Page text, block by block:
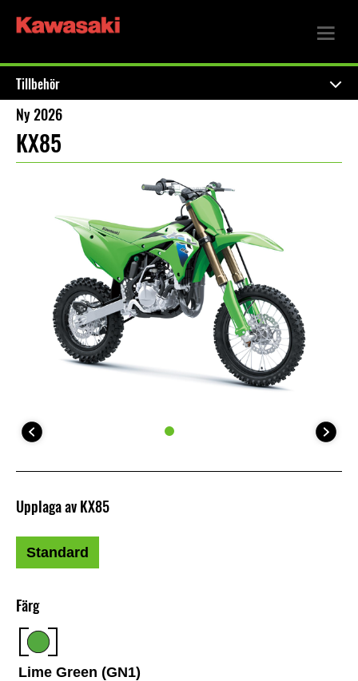
Tillbehör
Ny 2026
KX85
Färg
Lime Green (GN1)
Upplaga av KX85
Standard